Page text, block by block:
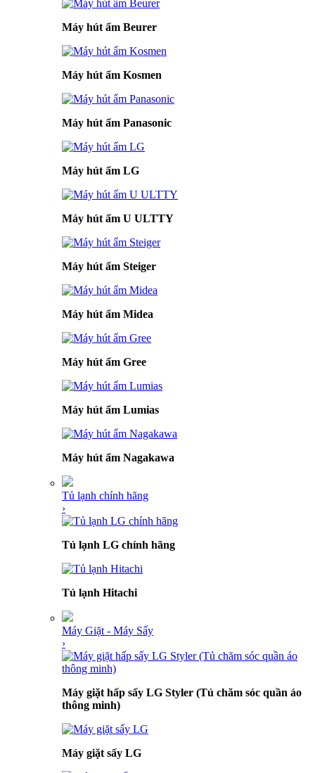
Máy hút ẩm Beurer
Máy hút ẩm Kosmen
Máy hút ẩm Panasonic
Máy hút ẩm LG
Máy hút ẩm U ULTTY
Máy hút ẩm Steiger
Máy hút ẩm Midea
Máy hút ẩm Gree
Máy hút ẩm Lumias
Máy hút ẩm Nagakawa
Tủ lạnh chính hãng
›
Tủ lạnh LG chính hãng
Tủ lạnh Hitachi
Máy Giặt - Máy Sấy
›
Máy giặt hấp sấy LG Styler (Tủ chăm sóc quần áo
thông minh)
Máy giặt sấy LG